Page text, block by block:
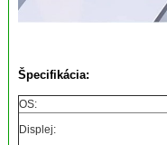
Špecifikácia:
OS:
Displej: